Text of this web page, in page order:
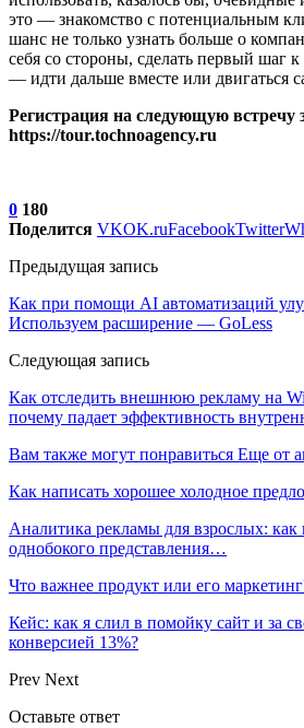
это — знакомство с потенциальным
шанс не только узнать больше о
себя со стороны, сделать первый шаг
— идти дальше вместе или двигаться
Регистрация на следующую встречу
https://tour.tochnoagency.ru
0 180
Поделится VKOK.ruFacebookTwitter
Предыдущая запись
Как при помощи AI автоматизаций
Используем расширение — GoLess
Следующая запись
Как отследить внешнюю рекламу на
почему падает эффективность
Вам также могут понравиться Еще от
Как написать хорошее холодное
Аналитика рекламы для взрослых: как
однобокого представления…
Что важнее продукт или его
Кейс: как я слил в помойку сайт и за
конверсией 13%?
Prev Next
Оставьте ответ